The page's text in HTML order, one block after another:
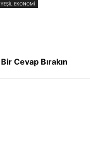
YEŞIL EKONOMI
Bir Cevap Bırakın